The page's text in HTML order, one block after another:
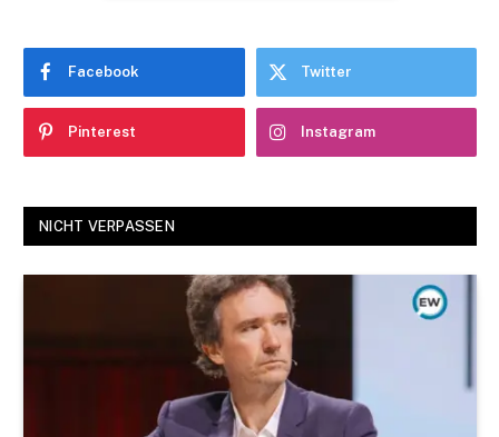
Facebook Twitter
Pinterest Instagram
NICHT VERPASSEN